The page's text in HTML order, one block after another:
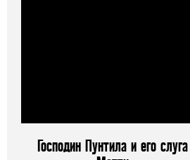
Господин Пунтила и его слуга